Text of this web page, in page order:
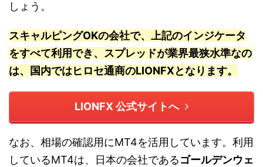
しょう。
スキャルピングOKの会社で、上記のインジケータ
をすべて利用でき、スプレッドが業界最狭水準なの
は、国内ではヒロセ通商のLIONFXとなります。
LIONFX 公式サイトへ
なお、相場の確認用にMT4を活用しています。利用
しているMT4は、日本の会社であるゴールデンウェ